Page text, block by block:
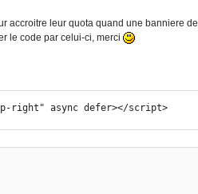
accroitre leur quota quand une banniere de
le code par celui-ci, merci
right" async defer></script>